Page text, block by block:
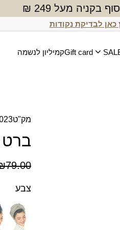
בקניה מעל 249 ₪
כאן לבדיקת נקודות
Gift cardקמיליון לנשמה
מק"ט
ברט
79.00
היה:
הוא:
צבע